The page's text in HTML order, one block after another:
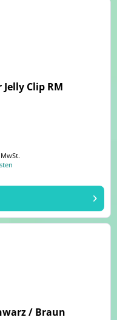
Clip RM
/ Braun